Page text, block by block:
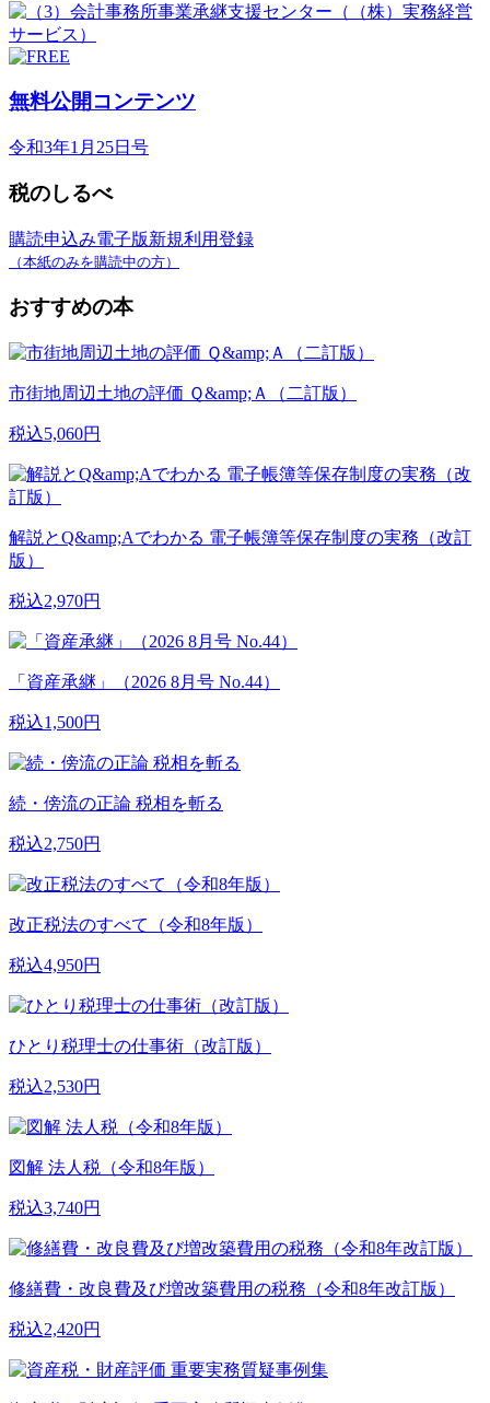
無料公開コンテンツ
令和3年1月25日号
税のしるべ
購読申込み電子版新規利用登録
（本紙のみを購読中の方）
おすすめの本
市街地周辺土地の評価 Ｑ&amp;Ａ（二訂版）
税込5,060円
解説とQ&amp;Aでわかる 電子帳簿等保存制度の実務（改訂
版）
税込2,970円
「資産承継」（2026 8月号 No.44）
税込1,500円
続・傍流の正論 税相を斬る
税込2,750円
改正税法のすべて（令和8年版）
税込4,950円
ひとり税理士の仕事術（改訂版）
税込2,530円
図解 法人税（令和8年版）
税込3,740円
修繕費・改良費及び増改築費用の税務（令和8年改訂版）
税込2,420円